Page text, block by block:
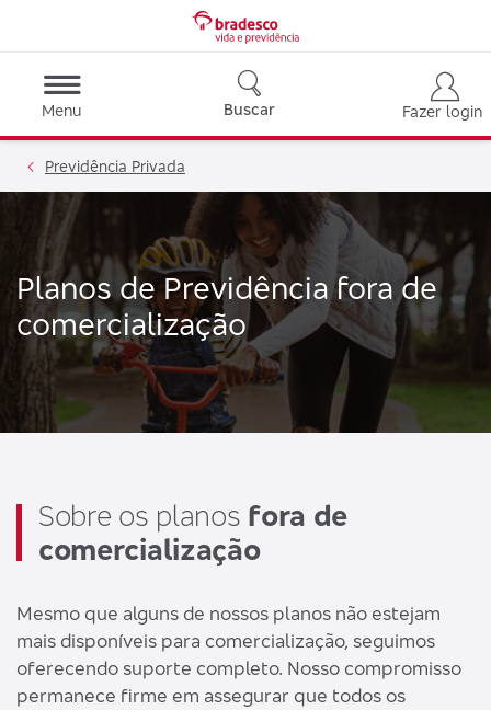
Menu Buscar Fazer login
Previdência Privada
Planos de Previdência fora de
comercialização
Sobre os planos fora de
comercialização
Mesmo que alguns de nossos planos não estejam
mais disponíveis para comercialização, seguimos
oferecendo suporte completo. Nosso compromisso
permanece firme em assegurar que todos os